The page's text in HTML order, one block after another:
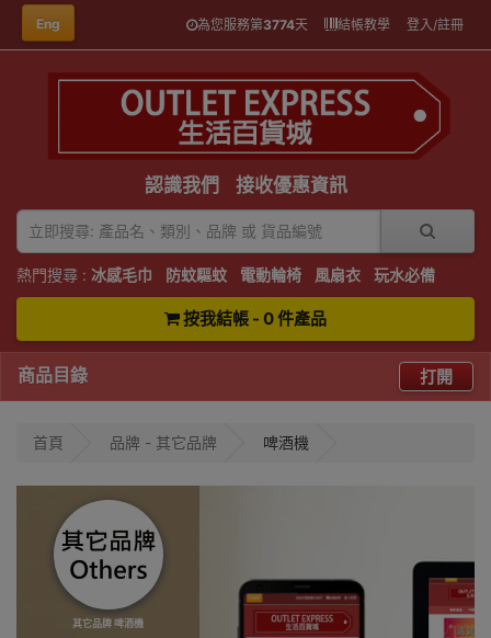
Eng 為您服務第3774天 結帳教學 登入/註冊
認識我們 接收優惠資訊
熱門搜尋 : 冰感毛巾 防蚊驅蚊 電動輪椅 風扇衣 玩水必備
按我結帳 - 0 件產品
商品目錄 打開
首頁 品牌 - 其它品牌 啤酒機
其它品牌 啤酒機